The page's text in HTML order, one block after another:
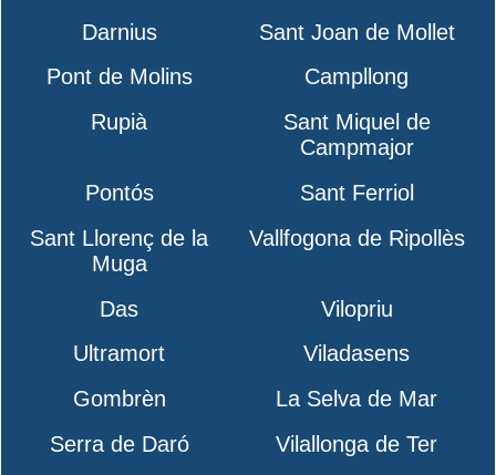
Darnius
Sant Joan de Mollet
Pont de Molins
Campllong
Rupià
Sant Miquel de
Campmajor
Pontós
Sant Ferriol
Sant Llorenç de la
Muga
Vallfogona de Ripollès
Das
Vilopriu
Ultramort
Viladasens
Gombrèn
La Selva de Mar
Serra de Daró
Vilallonga de Ter